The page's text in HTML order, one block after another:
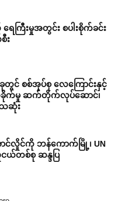
ေကြီးမှုအတွင်း စပါးစိုက်ခင်း
း
င် စစ်အုပ်စု လေကြောင်းနှင့်
က်မှု ဆက်တိုက်လုပ်ဆောင်၊
ေဆုံး
င်လှိုင်ကို ဘန်ကောက်မြို့၊ UN
ယ်တစ်စု ဆန္ဒပြ